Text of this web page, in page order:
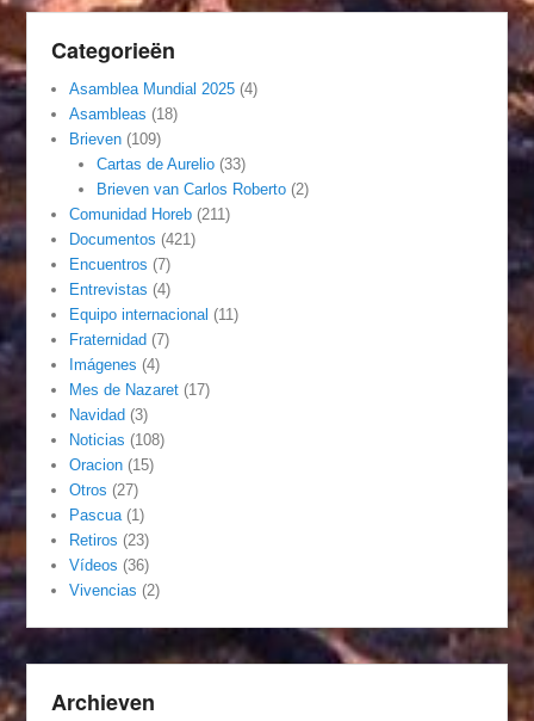
Categorieën
Asamblea Mundial 2025 (4)
Asambleas (18)
Brieven (109)
Cartas de Aurelio(33)
Brieven van Carlos Roberto(2)
Comunidad Horeb (211)
Documentos (421)
Encuentros (7)
Entrevistas (4)
Equipo internacional (11)
Fraternidad (7)
Imágenes (4)
Mes de Nazaret (17)
Navidad (3)
Noticias (108)
Oracion (15)
Otros (27)
Pascua (1)
Retiros (23)
Vídeos (36)
Vivencias (2)
Archieven